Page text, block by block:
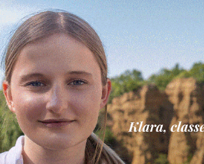
Cronaca 3 Agosto 2026
Scomparso da una struttura di
Fiorentino l’uomo che aveva
Levane nel 2020
Cronaca 4 Agosto 2026
Un anno fa la strage in A1 in
Gianni, Giulia e Franco. Lo
processo, lo stop ai sorpassi fra